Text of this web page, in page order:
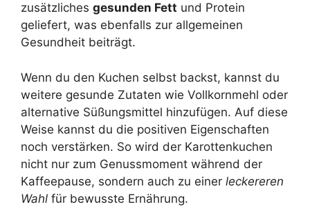
zusätzliches gesunden Fett und Protein
geliefert, was ebenfalls zur allgemeinen
Gesundheit beiträgt.
Wenn du den Kuchen selbst backst, kannst du
weitere gesunde Zutaten wie Vollkornmehl oder
alternative Süßungsmittel hinzufügen. Auf diese
Weise kannst du die positiven Eigenschaften
noch verstärken. So wird der Karottenkuchen
nicht nur zum Genussmoment während der
Kaffeepause, sondern auch zu einer leckereren
Wahl für bewusste Ernährung.